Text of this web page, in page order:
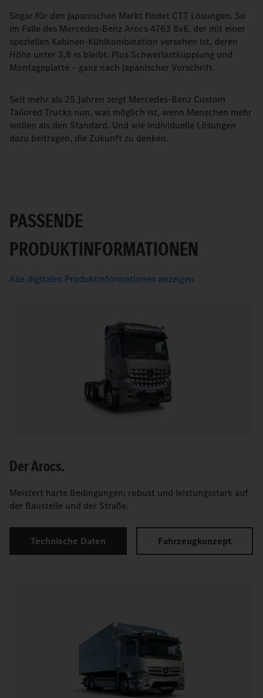
Sogar für den japanischen Markt findet CTT Lösungen. So
im Falle des Mercedes-Benz Arocs 4763 8x6, der mit einer
speziellen Kabinen-Kühlkombination versehen ist, deren
Höhe unter 3,8 m bleibt. Plus Schwerlastkupplung und
Montageplatte – ganz nach japanischer Vorschrift.
Seit mehr als 25 Jahren zeigt Mercedes-Benz Custom
Tailored Trucks nun, was möglich ist, wenn Menschen mehr
wollen als den Standard. Und wie individuelle Lösungen
dazu beitragen, die Zukunft zu denken.
PASSENDE
PRODUKTINFORMATIONEN
Alle digitalen Produktinformationen anzeigen
Der Arocs.
Meistert harte Bedingungen: robust und leistungsstark auf
der Baustelle und der Straße.
Technische Daten Fahrzeugkonzept